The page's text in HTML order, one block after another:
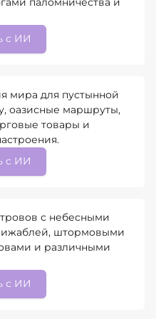
с ИИ
мира для пустынной
оазисные маршруты,
товары и
с ИИ
с небесными
штормовыми
и различными
с ИИ